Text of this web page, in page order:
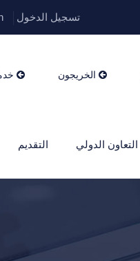
تسجيل الدخول
الخريجون
التعاون الدولي التقديم